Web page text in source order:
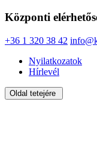
Központi
+36 1 320 38 42
Nyilatkozatok
Hírlevél
Oldal tetejére